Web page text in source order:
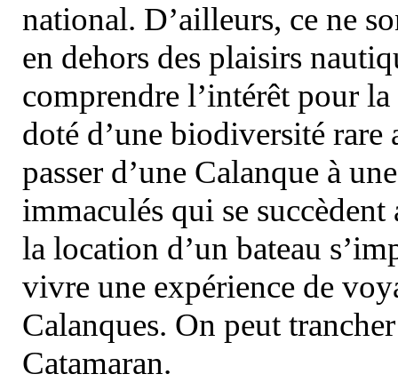
national. D’ailleurs, ce ne
en dehors des plaisirs
comprendre l’intérêt pour
doté d’une biodiversité
passer d’une Calanque à
immaculés qui se
la location d’un bateau
vivre une expérience de
Calanques. On peut
Catamaran.